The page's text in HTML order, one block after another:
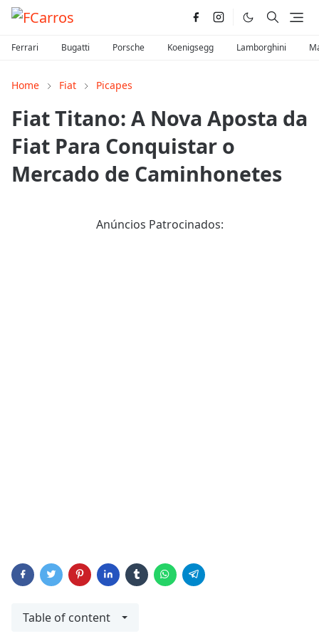
Ferrari Bugatti Porsche Koenigsegg Lamborghini
Home Fiat Picapes
Fiat Titano: A Nova Aposta da
Fiat Para Conquistar o
Mercado de Caminhonetes
Anúncios Patrocinados:
Table of content